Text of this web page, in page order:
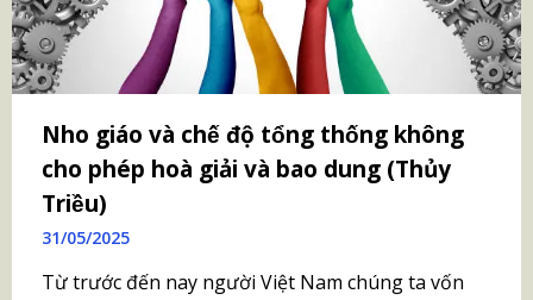
Nho giáo và chế độ tổng thống không
cho phép hoà giải và bao dung (Thủy
Triều)
31/05/2025
Từ trước đến nay người Việt Nam chúng ta vốn